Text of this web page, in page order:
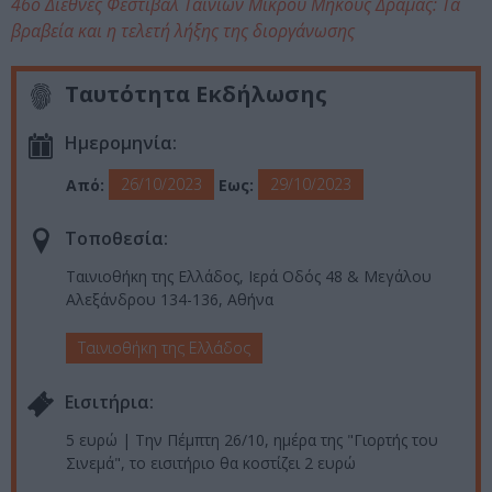
βραβεία και η τελετή λήξης της διοργάνωσης
Ταυτότητα Εκδήλωσης
Ημερομηνία:
Από: 26/10/2023 Εως: 29/10/2023
Τοποθεσία:
Ταινιοθήκη της Ελλάδος, Ιερά Οδός 48 & Μεγάλου
Αλεξάνδρου 134-136, Αθήνα
Ταινιοθήκη της Ελλάδος
Eισιτήρια:
5 ευρώ | Την Πέμπτη 26/10, ημέρα της "Γιορτής του
Σινεμά", το εισιτήριο θα κοστίζει 2 ευρώ